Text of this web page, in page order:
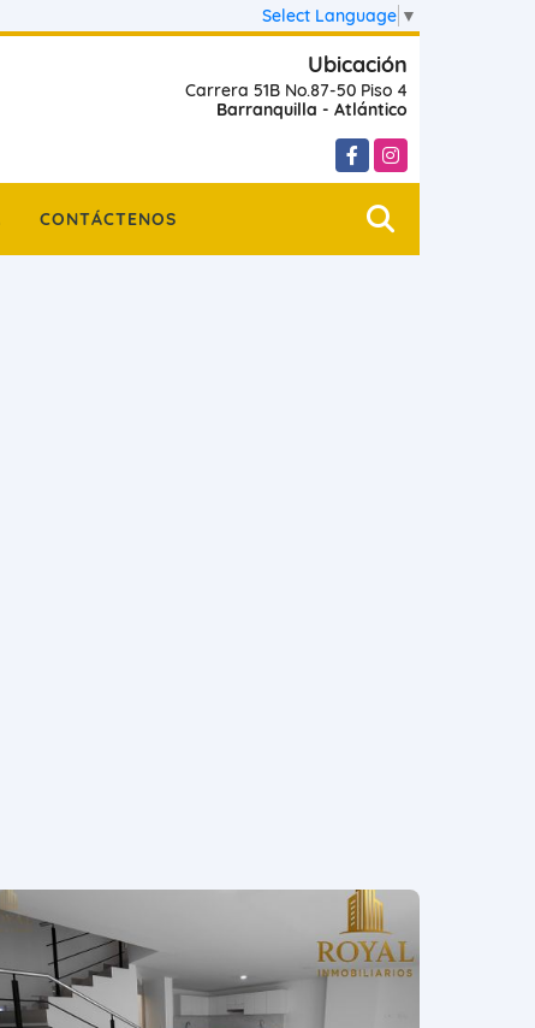
Select Language ▼
Ubicación
Carrera 51B No.87-50 Piso 4
Barranquilla - Atlántico
FacebookInstagram
CONTÁCTENOS